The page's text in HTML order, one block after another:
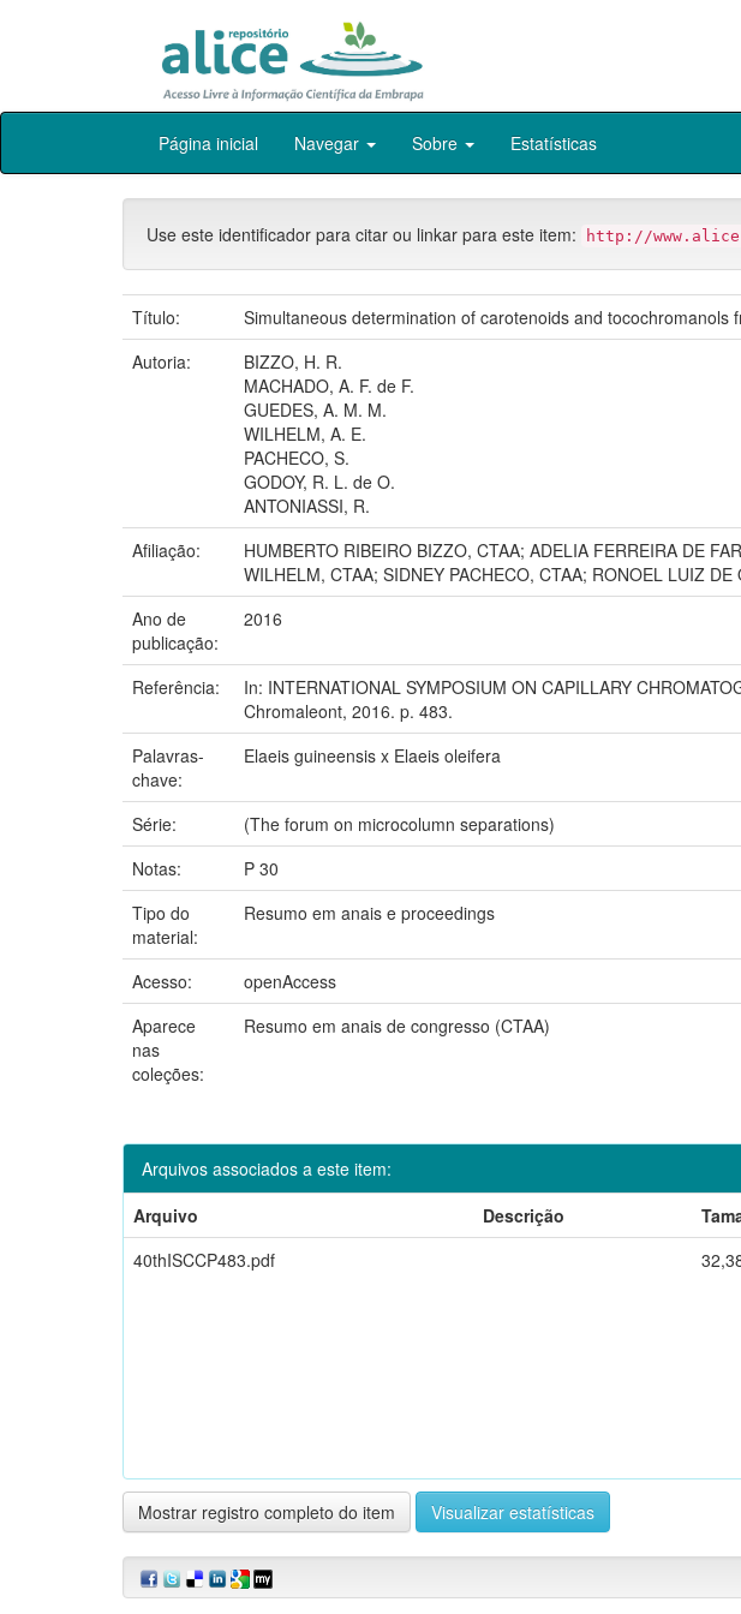
Skip
Página inicial Navegar Sobre Estatísticas
Use este identificador para citar ou linkar para este item: http://
Título:
Simultaneous determination of carotenoids and
Autoria:
BIZZO, H. R.
MACHADO, A. F. de F.
GUEDES, A. M. M.
WILHELM, A. E.
PACHECO, S.
GODOY, R. L. de O.
ANTONIASSI, R.
Afiliação:
HUMBERTO RIBEIRO BIZZO, CTAA; ADELIA FERREIRA DE
WILHELM, CTAA; SIDNEY PACHECO, CTAA; RONOEL LUIZ
Ano de
publicação:
2016
Referência:
In: INTERNATIONAL SYMPOSIUM ON CAPILLARY
Chromaleont, 2016. p. 483.
Palavras-
chave:
Elaeis guineensis x Elaeis oleifera
Série:
(The forum on microcolumn separations)
Notas:
P 30
Tipo do
material:
Resumo em anais e proceedings
Acesso:
openAccess
Aparece
nas
coleções:
Resumo em anais de congresso (CTAA)
Arquivos associados a este item:
Arquivo
Descrição
40thISCCP483.pdf
Mostrar registro completo do item Visualizar estatísticas